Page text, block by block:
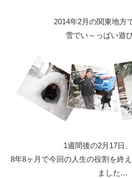
2014年2月の関東地方
雪でい～っぱい遊
1週間後の2月17日、
8年8ヶ月で今回の人生の役割を終
ました…